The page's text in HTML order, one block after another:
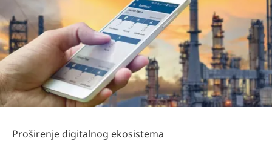
Proširenje digitalnog ekosistema